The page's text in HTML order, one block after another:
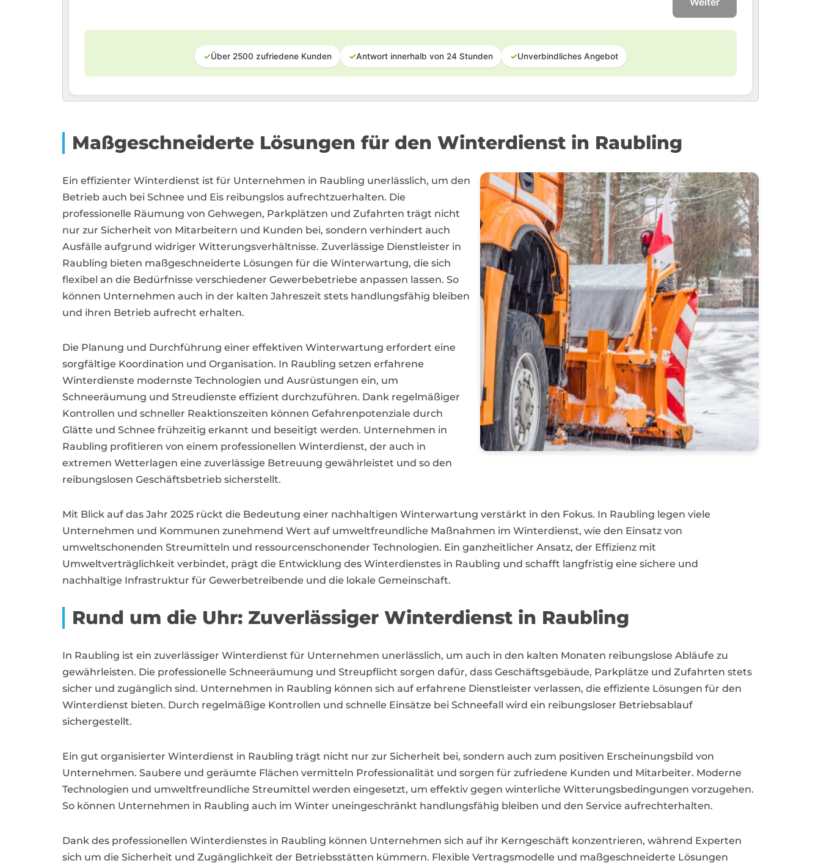
✓Über 2500 zufriedene Kunden ✓Antwort innerhalb von 24 Stunden ✓Unverbindliches Angebot
Maßgeschneiderte Lösungen für den Winterdienst in Raubling
Ein effizienter Winterdienst ist für Unternehmen in Raubling unerlässlich, um den
Betrieb auch bei Schnee und Eis reibungslos aufrechtzuerhalten. Die
professionelle Räumung von Gehwegen, Parkplätzen und Zufahrten trägt nicht
nur zur Sicherheit von Mitarbeitern und Kunden bei, sondern verhindert auch
Ausfälle aufgrund widriger Witterungsverhältnisse. Zuverlässige Dienstleister in
Raubling bieten maßgeschneiderte Lösungen für die Winterwartung, die sich
flexibel an die Bedürfnisse verschiedener Gewerbebetriebe anpassen lassen. So
können Unternehmen auch in der kalten Jahreszeit stets handlungsfähig bleiben
und ihren Betrieb aufrecht erhalten.
Die Planung und Durchführung einer effektiven Winterwartung erfordert eine
sorgfältige Koordination und Organisation. In Raubling setzen erfahrene
Winterdienste modernste Technologien und Ausrüstungen ein, um
Schneeräumung und Streudienste effizient durchzuführen. Dank regelmäßiger
Kontrollen und schneller Reaktionszeiten können Gefahrenpotenziale durch
Glätte und Schnee frühzeitig erkannt und beseitigt werden. Unternehmen in
Raubling profitieren von einem professionellen Winterdienst, der auch in
extremen Wetterlagen eine zuverlässige Betreuung gewährleistet und so den
reibungslosen Geschäftsbetrieb sicherstellt.
Mit Blick auf das Jahr 2025 rückt die Bedeutung einer nachhaltigen Winterwartung verstärkt in den Fokus. In Raubling legen viele
Unternehmen und Kommunen zunehmend Wert auf umweltfreundliche Maßnahmen im Winterdienst, wie den Einsatz von
umweltschonenden Streumitteln und ressourcenschonender Technologien. Ein ganzheitlicher Ansatz, der Effizienz mit
Umweltverträglichkeit verbindet, prägt die Entwicklung des Winterdienstes in Raubling und schafft langfristig eine sichere und
nachhaltige Infrastruktur für Gewerbetreibende und die lokale Gemeinschaft.
Rund um die Uhr: Zuverlässiger Winterdienst in Raubling
In Raubling ist ein zuverlässiger Winterdienst für Unternehmen unerlässlich, um auch in den kalten Monaten reibungslose Abläufe zu
gewährleisten. Die professionelle Schneeräumung und Streupflicht sorgen dafür, dass Geschäftsgebäude, Parkplätze und Zufahrten stets
sicher und zugänglich sind. Unternehmen in Raubling können sich auf erfahrene Dienstleister verlassen, die effiziente Lösungen für den
Winterdienst bieten. Durch regelmäßige Kontrollen und schnelle Einsätze bei Schneefall wird ein reibungsloser Betriebsablauf
sichergestellt.
Ein gut organisierter Winterdienst in Raubling trägt nicht nur zur Sicherheit bei, sondern auch zum positiven Erscheinungsbild von
Unternehmen. Saubere und geräumte Flächen vermitteln Professionalität und sorgen für zufriedene Kunden und Mitarbeiter. Moderne
Technologien und umweltfreundliche Streumittel werden eingesetzt, um effektiv gegen winterliche Witterungsbedingungen vorzugehen.
So können Unternehmen in Raubling auch im Winter uneingeschränkt handlungsfähig bleiben und den Service aufrechterhalten.
Dank des professionellen Winterdienstes in Raubling können Unternehmen sich auf ihr Kerngeschäft konzentrieren, während Experten
sich um die Sicherheit und Zugänglichkeit der Betriebsstätten kümmern. Flexible Vertragsmodelle und maßgeschneiderte Lösungen